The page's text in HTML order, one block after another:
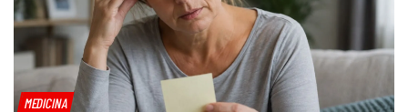
MEDICINA